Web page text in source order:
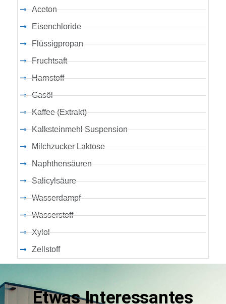
Aceton
Eisenchloride
Flüssigpropan
Fruchtsaft
Harnstoff
Gasöl
Kaffee (Extrakt)
Kalksteinmehl Suspension
Milchzucker Laktose
Naphthensäuren
Salicylsäure
Wasserdampf
Wasserstoff
Xylol
Zellstoff
Etwas Interessantes